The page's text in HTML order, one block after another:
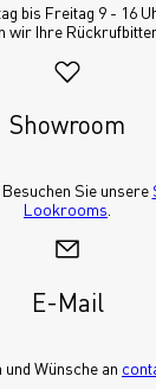
bis Freitag 9 - 16
wir Ihre
Showroom
Sie unsere
Lookrooms
E-Mail
Wünsche an